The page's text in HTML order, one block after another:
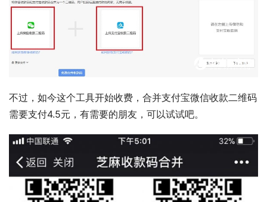
不过，如今这个工具开始收费，合并支付宝微信收款二维码
需要支付4.5元，有需要的朋友，可以试试吧。